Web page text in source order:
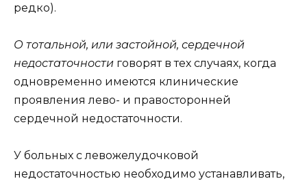
редко).
О тотальной, или застойной, сердечной
недостаточности говорят в тех случаях, когда
одновременно имеются клинические
проявления лево- и правосторонней
сердечной недостаточности.
У больных с левожелудочковой
недостаточностью необходимо устанавливать,